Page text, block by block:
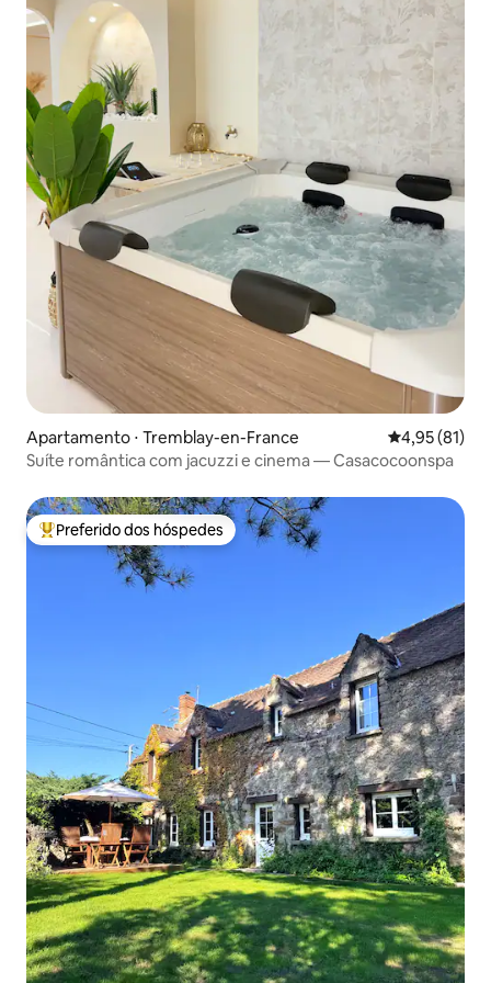
Apartamento ⋅ Tremblay-en-France 4,95 de uma
4,95 (81)
Suíte romântica com jacuzzi e cinema — Casacocoonspa
Entre os melhores preferidos dos hóspedes
Preferido dos hóspedes